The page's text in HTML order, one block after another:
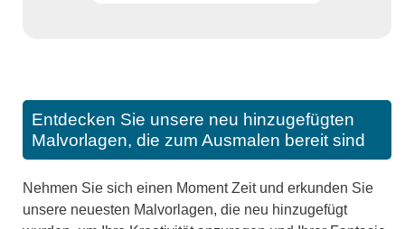
Entdecken Sie unsere neu hinzugefügten
Malvorlagen, die zum Ausmalen bereit sind
Nehmen Sie sich einen Moment Zeit und erkunden Sie
unsere neuesten Malvorlagen, die neu hinzugefügt